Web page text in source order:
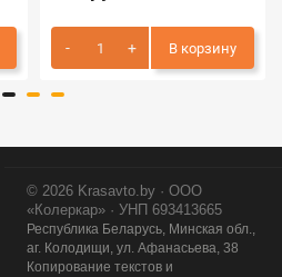
В корзину
© 2026 Krasavto.by · ООО
«Колеркар» · УНП 693413665
Республика Беларусь, Минская обл.,
аг. Колодищи, ул. Афанасьева, 38
Копирование текстов и